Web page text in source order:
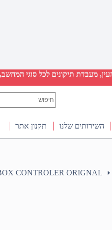
מעבדת תיקונים לכל סוגי המחשב,
results
השירותים שלנו תקנון אתר
CONTROLER ORIGNAL